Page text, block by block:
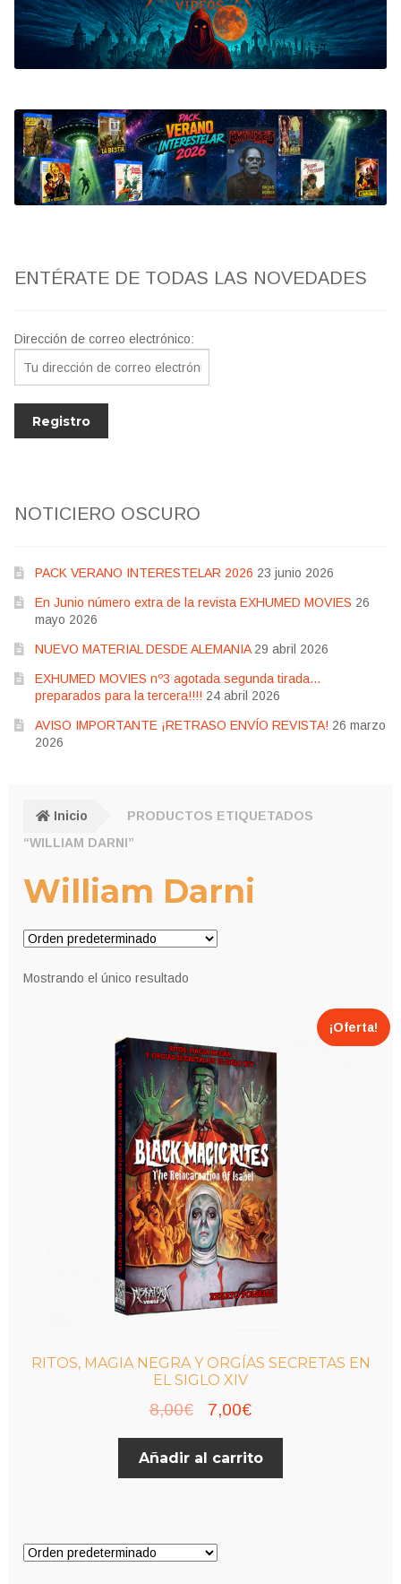
Bluray
Clasificada S
artwork
fantaterror
Jesús Franco
ENTÉRATE DE TODAS LAS NOVEDADES
Dirección de correo electrónico:
NOTICIERO OSCURO
PACK VERANO INTERESTELAR 2026 23 junio 2026
En Junio número extra de la revista EXHUMED MOVIES 26
mayo 2026
NUEVO MATERIAL DESDE ALEMANIA 29 abril 2026
EXHUMED MOVIES nº3 agotada segunda tirada…
preparados para la tercera!!!! 24 abril 2026
AVISO IMPORTANTE ¡RETRASO ENVÍO REVISTA! 26 marzo
2026
Inicio
PRODUCTOS ETIQUETADOS
“WILLIAM DARNI”
William Darni
Mostrando el único resultado
RITOS, MAGIA NEGRA Y ORGÍAS SECRETAS EN
EL SIGLO XIV
¡Oferta!
8,00€
El
precio
original
7,00€El
precio
actual
Añadir al carrito